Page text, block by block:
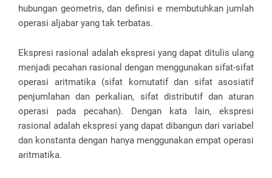
hubungan geometris, dan definisi e membutuhkan jumlah
operasi aljabar yang tak terbatas.
Ekspresi rasional adalah ekspresi yang dapat ditulis ulang
menjadi pecahan rasional dengan menggunakan sifat-sifat
operasi aritmatika (sifat komutatif dan sifat asosiatif
penjumlahan dan perkalian, sifat distributif dan aturan
operasi pada pecahan). Dengan kata lain, ekspresi
rasional adalah ekspresi yang dapat dibangun dari variabel
dan konstanta dengan hanya menggunakan empat operasi
aritmatika.